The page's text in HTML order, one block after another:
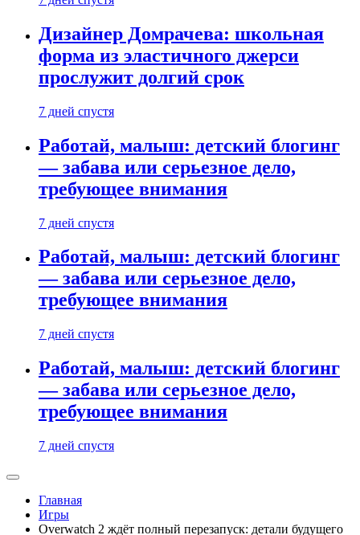
Дизайнер Домрачева: школьная
форма из эластичного джерси
прослужит долгий срок
7 дней спустя
Работай, малыш: детский блогинг
— забава или серьезное дело,
требующее внимания
7 дней спустя
Работай, малыш: детский блогинг
— забава или серьезное дело,
требующее внимания
7 дней спустя
Работай, малыш: детский блогинг
— забава или серьезное дело,
требующее внимания
7 дней спустя
Главная
Игры
Overwatch 2 ждёт полный перезапуск: детали будущего